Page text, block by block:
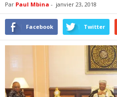
Par Paul Mbina - janvier 23, 2018
Facebook Twitter